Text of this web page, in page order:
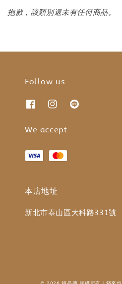
抱歉，該類別還未有任何商品。
Follow us
We accept
本店地址
新北市泰山區大科路331號